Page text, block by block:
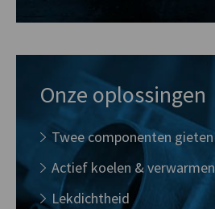
Onze oplossingen
Twee componenten gieten
Actief koelen & verwarmen
Lekdichtheid